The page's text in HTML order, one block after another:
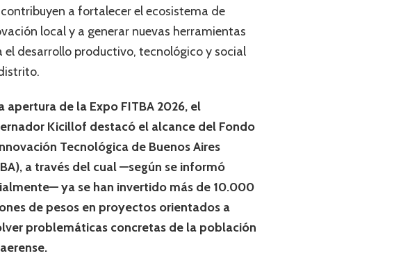
a fortalecer el ecosistema de
local y a generar nuevas herramientas
el desarrollo productivo, tecnológico y social
apertura de la Expo FITBA 2026, el
Kicillof destacó el alcance del Fondo
Tecnológica de Buenos Aires
a través del cual —según se informó
ya se han invertido más de 10.000
de pesos en proyectos orientados a
problemáticas concretas de la población